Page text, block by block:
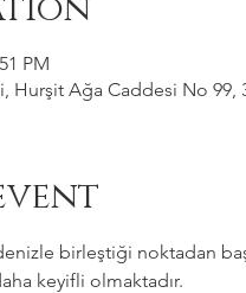
PM
Hurşit Ağa Caddesi No 99,
birleştiği noktadan
keyifli olmaktadır.